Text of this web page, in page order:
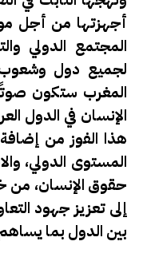
أجهزتها من أجل
المجتمع الدولي
لجميع دول وشعوب
المغرب ستكون
الإنسان في الدول
هذا الفوز من
المستوى الدولي،
حقوق الإنسان، من
إلى تعزيز جهود
بين الدول بما